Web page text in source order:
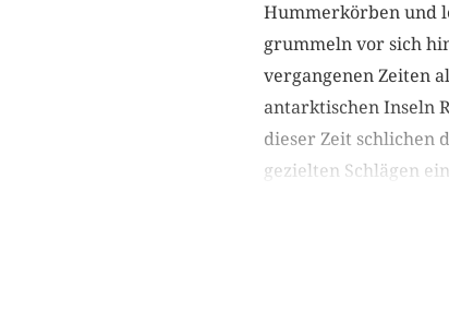
Hummerkörben und
grummeln vor sich
vergangenen Zeiten
antarktischen Inseln
dieser Zeit schlichen
gezielten Schlägen